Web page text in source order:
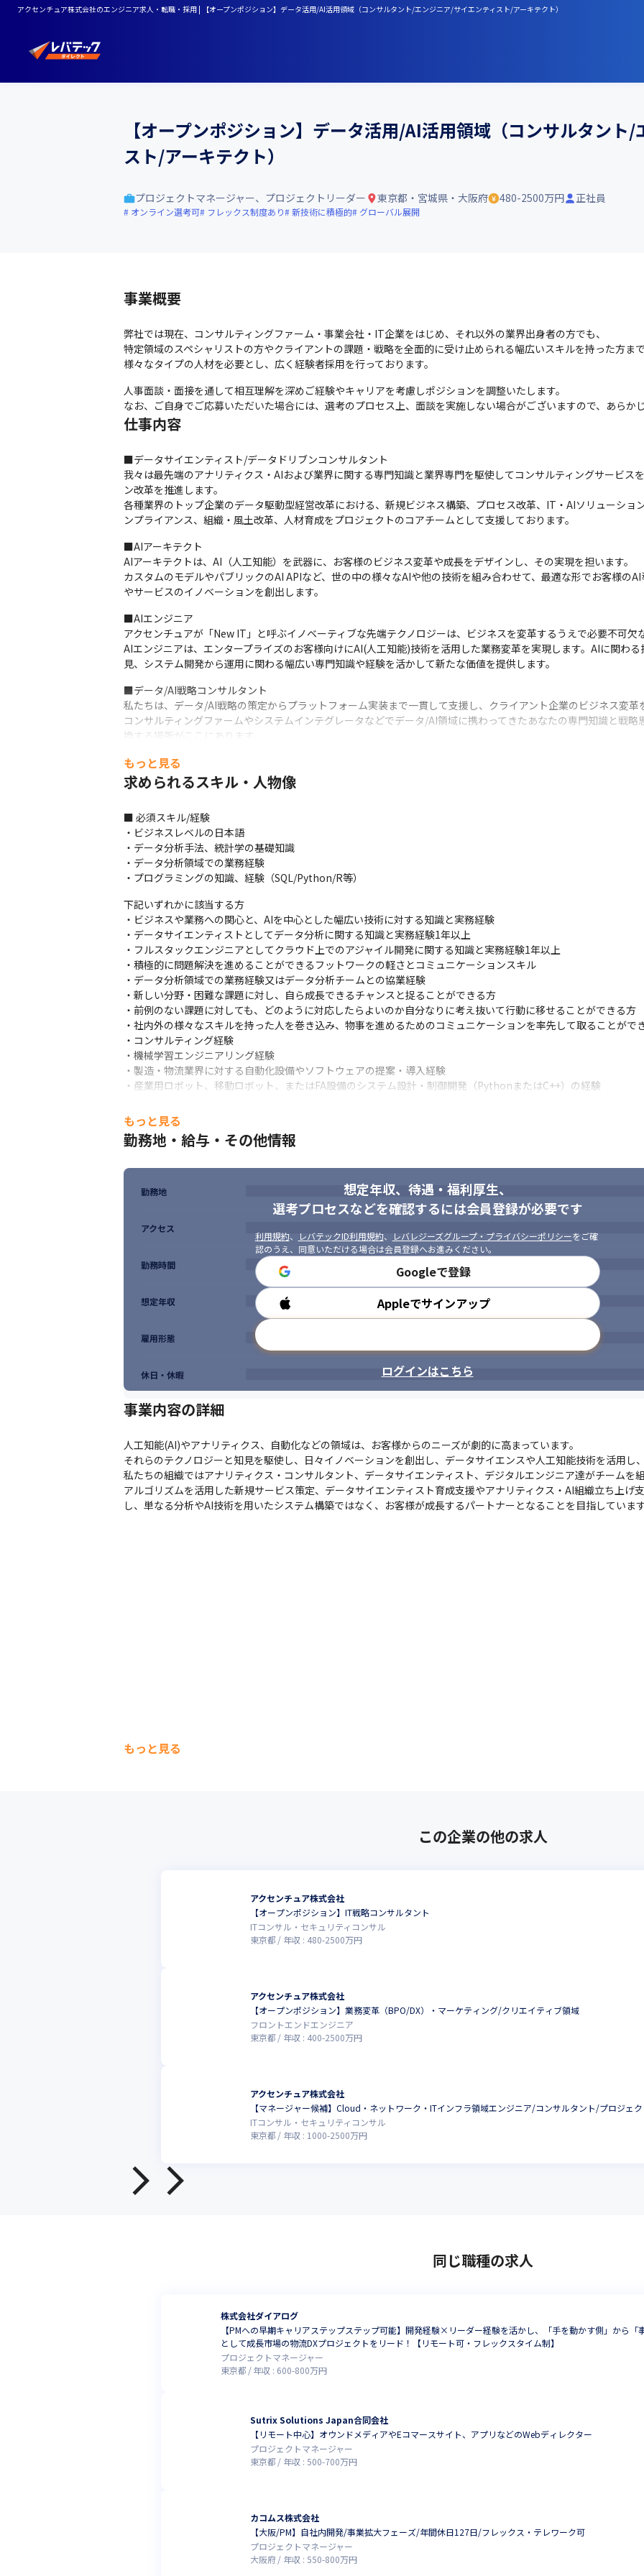
アクセンチュア株式会社のエンジニア求人・転職・採用 | 【オープンポジション】データ活用/AI活用領域（コンサルタント/エンジニア/サイエンティスト/アーキテクト）
【オープンポジション】データ活用/AI活用領域（コンサルタント
スト/アーキテクト）
プロジェクトマネージャー、プロジェクトリーダー 東京都・宮城県・大阪府 480-2500万円 正社員
オンライン選考可 フレックス制度あり 新技術に積極的 グローバル展開
事業概要
弊社では現在、コンサルティングファーム・事業会社・IT企業をはじめ、それ以外の業界出身者の方でも、
特定領域のスペシャリストの方やクライアントの課題・戦略を全面的に受け止められる幅広いスキルを持った方まで
様々なタイプの人材を必要とし、広く経験者採用を行っております。
人事面談・面接を通して相互理解を深めご経験やキャリアを考慮しポジションを調整いたします。
なお、ご自身でご応募いただいた場合には、選考のプロセス上、面談を実施しない場合がございますので、あらか
仕事内容
■データサイエンティスト/データドリブンコンサルタント
我々は最先端のアナリティクス・AIおよび業界に関する専門知識と業界専門を駆使してコンサルティングサービス
ン改革を推進します。
各種業界のトップ企業のデータ駆動型経営改革における、新規ビジネス構築、プロセス改革、IT・AIソリューショ
ンプライアンス、組織・風土改革、人材育成をプロジェクトのコアチームとして支援しております。
■AIアーキテクト
AIアーキテクトは、AI（人工知能）を武器に、お客様のビジネス変革や成長をデザインし、その実現を担います。
カスタムのモデルやパブリックのAI APIなど、世の中の様々なAIや他の技術を組み合わせて、最適な形でお客様の
やサービスのイノベーションを創出します。
■AIエンジニア
アクセンチュアが「New IT」と呼ぶイノベーティブな先端テクノロジーは、ビジネスを変革するうえで必要不可欠
AIエンジニアは、エンタープライズのお客様向けにAI(人工知能)技術を活用した業務変革を実現します。AIに関わ
見、システム開発から運用に関わる幅広い専門知識や経験を活かして新たな価値を提供します。
■データ/AI戦略コンサルタント
私たちは、データ/AI戦略の策定からプラットフォーム実装まで一貫して支援し、クライアント企業のビジネス変革
コンサルティングファームやシステムインテグレータなどでデータ/AI領域に携わってきたあなたの専門知識と戦
換する場所がここにあります。
■データコンサルタント
本ポジションはあらゆるデータ活用の課題を解決し、先進的かつ持続的なデータ活用を実現するコンサルタント集団
築ロードマップを描き、システム構築およびその後の運用まで支援します。
また、データマネージメント体制・業務プロセスの変革も併せて実現します。
■データエンジニア
お客様企業のデータ活用ビジネスを支え、将来的にも「使われ続ける」データ基盤の構築を実現するエンジニアス
スト、システムリリースおよび、その後の運用まで総合的に支援します。
■アナリティクス/データ分析コンサルタント
暮らしの変化に寄り添い、クリエイティブやテクノロジーを駆使してお客様のビジネス成長を実現します。
お客様企業におけるデータ/アナリティクスを活用した顧客体験変革、ビジネス変革を推進する専門集団として組織
現在、顧客や社員のニーズは、企業の変革スピードよりも速く変化しています。
このような環境の中で、データを活用しながらの戦略立案・施策推進は企業が生き残るための必須要件となってき
革の旗振り役として、在籍するクリエイティブ集団、また長年強みにしている各業界のコンサルタントと連携し、
を行います。
■ロボティクス×AIコンサルタント/エンジニア
製造/物流業の現場が抱える複雑な課題を、AIとロボティクスの融合によって解決します。
戦略策定や単なる実証（PoC）に留まらず、NVIDIA Isaac Simなど最新のロボット技術を駆使し、物理世界で稼働
コンサルタントとエンジニアがワンチームとなり、日本の産業競争力を再定義するプロジェクトに挑みます。
メーカーやIT業界出身のメンバーが多く、コンサルティング未経験の社員も多数活躍しています。
◆プロジェクト事例
・製造業にてデジタルツインを用いてヒューマノイドロボットを統合し、マテリアルハンドリングやピッキングの自
もっと見る
求められるスキル・人物像
■ 必須スキル/経験
・ビジネスレベルの日本語
・データ分析手法、統計学の基礎知識
・データ分析領域での業務経験
・プログラミングの知識、経験（SQL/Python/R等）
下記いずれかに該当する方
・ビジネスや業務への関心と、AIを中心とした幅広い技術に対する知識と実務経験
・データサイエンティストとしてデータ分析に関する知識と実務経験1年以上
・フルスタックエンジニアとしてクラウド上でのアジャイル開発に関する知識と実務経験1年以上
・積極的に問題解決を進めることができるフットワークの軽さとコミュニケーションスキル
・データ分析領域での業務経験又はデータ分析チームとの協業経験
・新しい分野・困難な課題に対し、自ら成長できるチャンスと捉ることができる方
・前例のない課題に対しても、どのように対応したらよいのか自分なりに考え抜いて行動に移せることができる方
・社内外の様々なスキルを持った人を巻き込み、物事を進めるためのコミュニケーションを率先して取ることがで
・コンサルティング経験
・機械学習エンジニアリング経験
・製造・物流業界に対する自動化設備やソフトウェアの提案・導入経験
・産業用ロボット、移動ロボット、またはFA設備のシステム設計・制御開発（PythonまたはC++）の経験
・ビジネスや業務への関心と、AIを中心とした幅広い技術に対する知識と実務経験
・データサイエンティストとしてデータ分析に関する知識と実務経験1年以上
・積極的に問題解決を進めることができるフットワークの軽さとコミュニケーションスキル
・データ分析領域での業務経験又はデータ分析チームとの協業経験
・新しい分野・困難な課題に対し、自ら成長できるチャンスと捉ることができる方
・前例のない課題に対しても、どのように対応したらよいのか自分なりに考え抜いて行動に移せることができる方
・社内外の様々なスキルを持った人を巻き込み、物事を進めるためのコミュニケーションを率先して取ることができ
・機械学習エンジニアリング経験
・製造・物流業界に対する自動化設備やソフトウェアの提案・導入経験
・産業用ロボット、移動ロボット、またはFA設備のシステム設計・制御開発（PythonまたはC++）の経験
もっと見る
勤務地・給与・その他情報
想定年収、待遇・福利厚生、
選考プロセスなどを確認するには会員登録が必要です
利用規約、 レバテックID利用規約、 レバレジーズグループ・プライバシーポリシーをご確
認のうえ、同意いただける場合は会員登録へお進みください。
Googleで登録
Appleでサインアップ
ログインはこちら
勤務地
アクセス
勤務時間
想定年収
雇用形態
休日・休暇
事業内容の詳細
人工知能(AI)やアナリティクス、自動化などの領域は、お客様からのニーズが劇的に高まっています。
それらのテクノロジーと知見を駆使し、日々イノベーションを創出し、データサイエンスや人工知能技術を活用し
私たちの組織ではアナリティクス・コンサルタント、データサイエンティスト、デジタルエンジニア達がチームを
アルゴリズムを活用した新規サービス策定、データサイエンティスト育成支援やアナリティクス・AI組織立ち上げ
し、単なる分析やAI技術を用いたシステム構築ではなく、お客様が成長するパートナーとなることを目指しています
もっと見る
この企業の他の求人
アクセンチュア株式会社
【オープンポジション】IT戦略コンサルタント
ITコンサル・セキュリティコンサル
東京都
年収 : 480-2500万円
アクセンチュア株式会社
【オープンポジション】業務変革（BPO/DX）・マーケティング/クリエイティブ領域
フロントエンドエンジニア
東京都
年収 : 400-2500万円
アクセンチュア株式会社
【マネージャー候補】Cloud・ネットワーク・ITインフラ領域エンジニア/コンサルタント/プロジェ
ITコンサル・セキュリティコンサル
東京都
年収 : 1000-2500万円
同じ職種の求人
株式会社ダイアログ
【PMへの早期キャリアステップステップ可能】開発経験×リーダー経験を活かし、「手を動かす側」から「
として成長市場の物流DXプロジェクトをリード！【リモート可・フレックスタイム制】
プロジェクトマネージャー
東京都
年収 : 600-800万円
Sutrix Solutions Japan合同会社
【リモート中心】オウンドメディアやEコマースサイト、アプリなどのWebディレクター
プロジェクトマネージャー
東京都
年収 : 500-700万円
カコムス株式会社
【大阪/PM】自社内開発/事業拡大フェーズ/年間休日127日/フレックス・テレワーク可
プロジェクトマネージャー
大阪府
年収 : 550-800万円